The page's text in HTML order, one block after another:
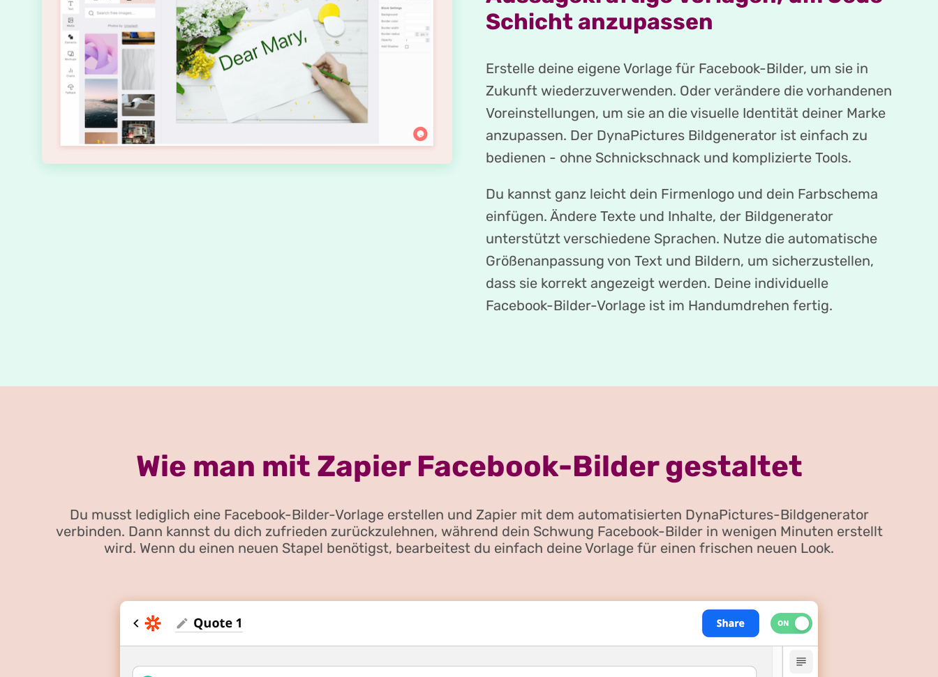
Schicht anzupassen
Erstelle deine eigene Vorlage für Facebook-Bilder, um sie in
Zukunft wiederzuverwenden. Oder verändere die vorhandenen
Voreinstellungen, um sie an die visuelle Identität deiner Marke
anzupassen. Der DynaPictures Bildgenerator ist einfach zu
bedienen - ohne Schnickschnack und komplizierte Tools.
Du kannst ganz leicht dein Firmenlogo und dein Farbschema
einfügen. Ändere Texte und Inhalte, der Bildgenerator
unterstützt verschiedene Sprachen. Nutze die automatische
Größenanpassung von Text und Bildern, um sicherzustellen,
dass sie korrekt angezeigt werden. Deine individuelle
Facebook-Bilder-Vorlage ist im Handumdrehen fertig.
Wie man mit Zapier Facebook-Bilder gestaltet
Du musst lediglich eine Facebook-Bilder-Vorlage erstellen und Zapier mit dem automatisierten DynaPictures-Bildgenerator
verbinden. Dann kannst du dich zufrieden zurückzulehnen, während dein Schwung Facebook-Bilder in wenigen Minuten erstellt
wird. Wenn du einen neuen Stapel benötigst, bearbeitest du einfach deine Vorlage für einen frischen neuen Look.